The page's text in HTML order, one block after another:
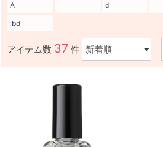
A
d
ibd
アイテム数 37 件